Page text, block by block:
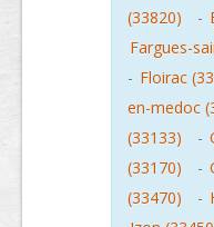
(33820)
-
Fargues-
- Floirac
en-medoc
(33133)
-
(33170)
-
(33470)
-